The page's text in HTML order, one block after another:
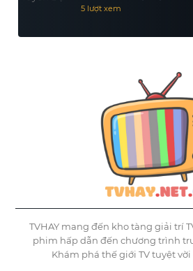
5 lượt xem
TVHAY mang đến kho tàng giải trí
phim hấp dẫn đến chương trình
Khám phá thế giới TV tuyệt